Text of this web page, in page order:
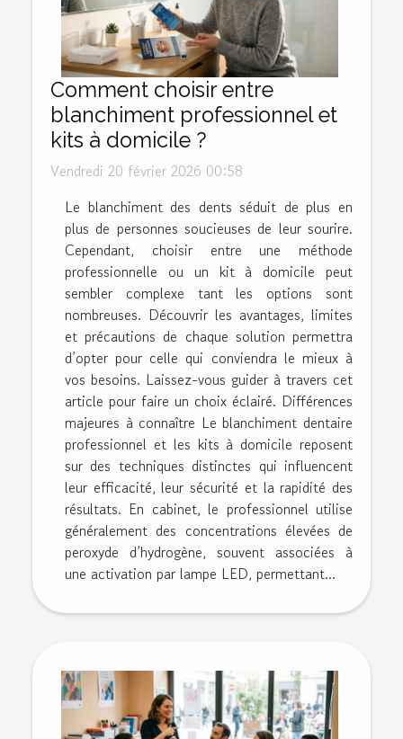
Comment choisir entre
blanchiment professionnel et
kits à domicile ?
Vendredi 20 février 2026 00:58
Le blanchiment des dents séduit de plus en
plus de personnes soucieuses de leur sourire.
Cependant, choisir entre une méthode
professionnelle ou un kit à domicile peut
sembler complexe tant les options sont
nombreuses. Découvrir les avantages, limites
et précautions de chaque solution permettra
d’opter pour celle qui conviendra le mieux à
vos besoins. Laissez-vous guider à travers cet
article pour faire un choix éclairé. Différences
majeures à connaître Le blanchiment dentaire
professionnel et les kits à domicile reposent
sur des techniques distinctes qui influencent
leur efficacité, leur sécurité et la rapidité des
résultats. En cabinet, le professionnel utilise
généralement des concentrations élevées de
peroxyde d’hydrogène, souvent associées à
une activation par lampe LED, permettant...